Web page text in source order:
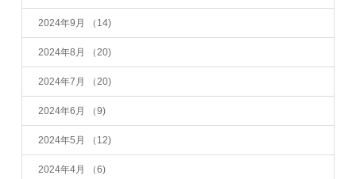
2024年9月 （14)
2024年8月 （20)
2024年7月 （20)
2024年6月 （9)
2024年5月 （12)
2024年4月 （6)